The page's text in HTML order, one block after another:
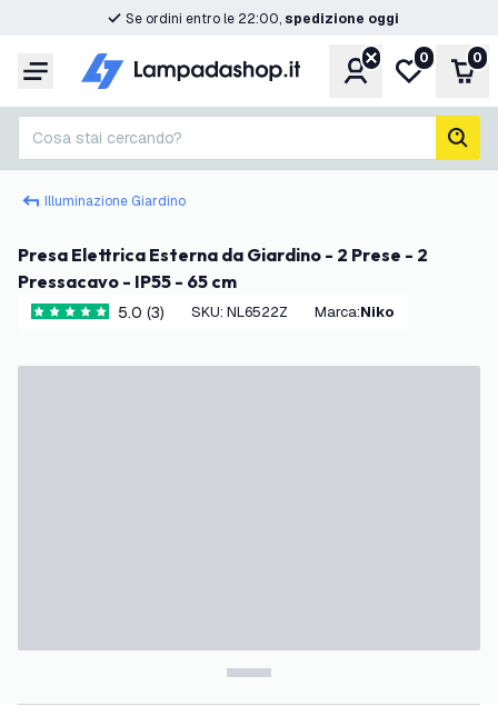
Se ordini entro le 22:00, spedizione oggi
Menu Account
Lista
0 0
Cosa stai cercando?
Illuminazione Giardino
Presa Elettrica Esterna da Giardino - 2 Prese - 2
Pressacavo - IP55 - 65 cm
5 stelle di valutazione
5.0 (3) SKU: NL6522Z Marca: Niko